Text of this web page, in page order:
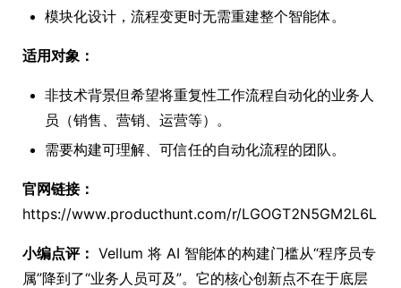
模块化设计，流程变更时无需重建整个智能体。
适用对象：
非技术背景但希望将重复性工作流程自动化的业务人
员（销售、营销、运营等）。
需要构建可理解、可信任的自动化流程的团队。
官网链接：
https://www.producthunt.com/r/LGOGT2N5GM2L6L
小编点评： Vellum 将 AI 智能体的构建门槛从“程序员专
属”降到了“业务人员可及”。它的核心创新点不在于底层